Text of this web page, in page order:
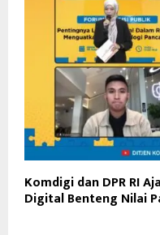
Komdigi dan DPR RI
Digital Benteng Nilai